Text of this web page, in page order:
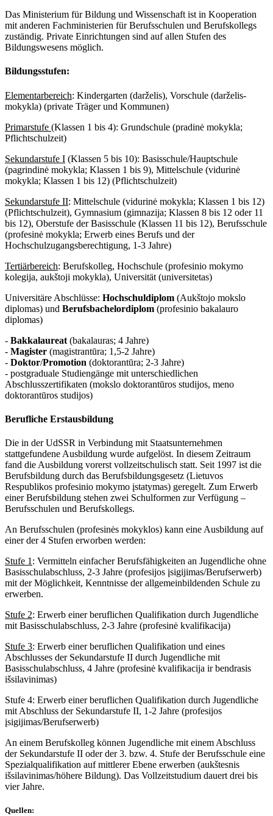
Das Ministerium für Bildung und Wissenschaft ist in Kooperation
mit anderen Fachministerien für Berufsschulen und Berufskollegs
zuständig. Private Einrichtungen sind auf allen Stufen des
Bildungswesens möglich.
Bildungsstufen:
Elementarbereich: Kindergarten (darželis), Vorschule (darželis-
mokykla) (private Träger und Kommunen)
Primarstufe (Klassen 1 bis 4): Grundschule (pradinė mokykla;
Pflichtschulzeit)
Sekundarstufe I (Klassen 5 bis 10): Basisschule/Hauptschule
(pagrindinė mokykla; Klassen 1 bis 9), Mittelschule (vidurinė
mokykla; Klassen 1 bis 12) (Pflichtschulzeit)
Sekundarstufe II: Mittelschule (vidurinė mokykla; Klassen 1 bis 12)
(Pflichtschulzeit), Gymnasium (gimnazija; Klassen 8 bis 12 oder 11
bis 12), Oberstufe der Basisschule (Klassen 11 bis 12), Berufsschule
(profesinė mokykla; Erwerb eines Berufs und der
Hochschulzugangsberechtigung, 1-3 Jahre)
Tertiärbereich: Berufskolleg, Hochschule (profesinio mokymo
kolegija, aukštoji mokykla), Universität (universitetas)
Universitäre Abschlüsse: Hochschuldiplom (Aukštojo mokslo
diplomas) und Berufsbachelordiplom (profesinio bakalauro
diplomas)
- Bakkalaureat (bakalauras; 4 Jahre)
- Magister (magistrantūra; 1,5-2 Jahre)
- Doktor/Promotion (doktorantūra; 2-3 Jahre)
- postgraduale Studiengänge mit unterschiedlichen
Abschlusszertifikaten (mokslo doktorantūros studijos, meno
doktorantūros studijos)
Berufliche Erstausbildung
Die in der UdSSR in Verbindung mit Staatsunternehmen
stattgefundene Ausbildung wurde aufgelöst. In diesem Zeitraum
fand die Ausbildung vorerst vollzeitschulisch statt. Seit 1997 ist die
Berufsbildung durch das Berufsbildungsgesetz (Lietuvos
Respublikos profesinio mokymo įstatymas) geregelt. Zum Erwerb
einer Berufsbildung stehen zwei Schulformen zur Verfügung –
Berufsschulen und Berufskollegs.
An Berufsschulen (profesinės mokyklos) kann eine Ausbildung auf
einer der 4 Stufen erworben werden:
Stufe 1 : Vermitteln einfacher Berufsfähigkeiten an Jugendliche ohne
Basisschulabschluss, 2-3 Jahre (profesijos įsigijimas/Berufserwerb)
mit der Möglichkeit, Kenntnisse der allgemeinbildenden Schule zu
erwerben.
Stufe 2: Erwerb einer beruflichen Qualifikation durch Jugendliche
mit Basisschulabschluss, 2-3 Jahre (profesinė kvalifikacija)
Stufe 3: Erwerb einer beruflichen Qualifikation und eines
Abschlusses der Sekundarstufe II durch Jugendliche mit
Basisschulabschluss, 4 Jahre (profesinė kvalifikacija ir bendrasis
išsilavinimas)
Stufe 4: Erwerb einer beruflichen Qualifikation durch Jugendliche
mit Abschluss der Sekundarstufe II, 1-2 Jahre (profesijos
įsigijimas/Berufserwerb)
An einem Berufskolleg können Jugendliche mit einem Abschluss
der Sekundarstufe II oder der 3. bzw. 4. Stufe der Berufsschule eine
Spezialqualifikation auf mittlerer Ebene erwerben (aukštesnis
išsilavinimas/höhere Bildung). Das Vollzeitstudium dauert drei bis
vier Jahre.
Quellen: